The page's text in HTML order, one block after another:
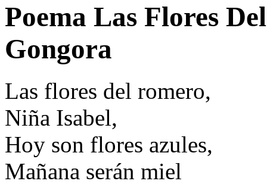
Poema Las Flores
Gongora
Las flores del romero,
Niña Isabel,
Hoy son flores azules,
Mañana serán miel